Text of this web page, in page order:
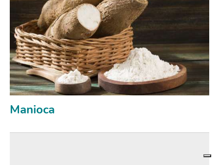
Manioca